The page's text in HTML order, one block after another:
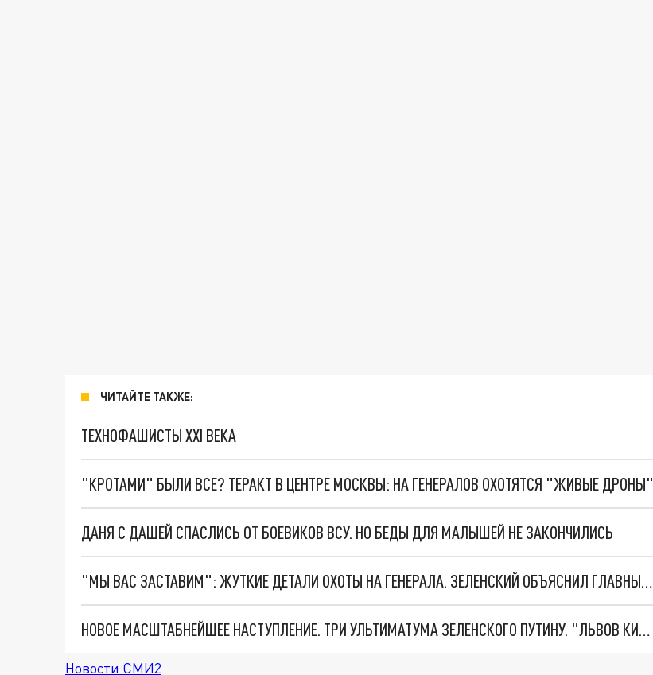
ЧИТАЙТЕ ТАКЖЕ:
ТЕХНОФАШИСТЫ XXI ВЕКА
"КРОТАМИ" БЫЛИ ВСЕ? ТЕРАКТ В ЦЕНТРЕ МОСКВЫ: НА ГЕНЕРАЛОВ ОХОТЯТСЯ "ЖИВЫЕ ДРОНЫ"
ДАНЯ С ДАШЕЙ СПАСЛИСЬ ОТ БОЕВИКОВ ВСУ. НО БЕДЫ ДЛЯ МАЛЫШЕЙ НЕ ЗАКОНЧИЛИСЬ
"МЫ ВАС ЗАСТАВИМ": ЖУТКИЕ ДЕТАЛИ ОХОТЫ НА ГЕНЕРАЛА. ЗЕЛЕНСКИЙ ОБЪЯСНИЛ ГЛАВНЫЙ СМЫСЛ ТЕРАКТА В ЦЕНТРЕ МОСКВЫ
НОВОЕ МАСШТАБНЕЙШЕЕ НАСТУПЛЕНИЕ. ТРИ УЛЬТИМАТУМА ЗЕЛЕНСКОГО ПУТИНУ. "ЛЬВОВ КИМА" ПОСТАВЯТ НА ПВО? ГЛОБАЛЬНЫЙ ПРОРЫВ ПОД ЗАПОРОЖЬЕМ
Новости СМИ2